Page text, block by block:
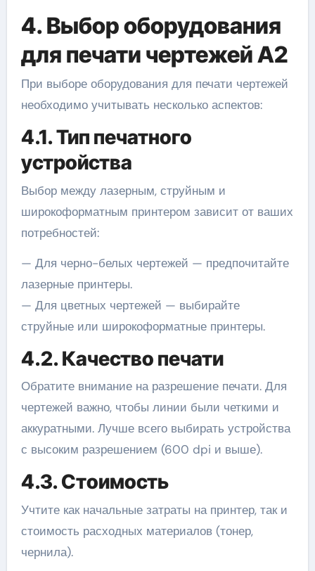
4. Выбор оборудования
для печати чертежей A2
При выборе оборудования для печати чертежей
необходимо учитывать несколько аспектов:
4.1. Тип печатного
устройства
Выбор между лазерным, струйным и
широкоформатным принтером зависит от ваших
потребностей:
— Для черно-белых чертежей — предпочитайте
лазерные принтеры.
— Для цветных чертежей — выбирайте
струйные или широкоформатные принтеры.
4.2. Качество печати
Обратите внимание на разрешение печати. Для
чертежей важно, чтобы линии были четкими и
аккуратными. Лучше всего выбирать устройства
с высоким разрешением (600 dpi и выше).
4.3. Стоимость
Учтите как начальные затраты на принтер, так и
стоимость расходных материалов (тонер,
чернила).